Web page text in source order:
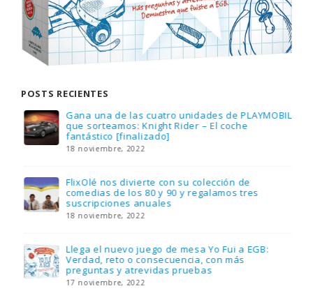
POSTS RECIENTES
Gana una de las cuatro unidades de PLAYMOBIL
que sorteamos: Knight Rider – El coche
fantástico [finalizado]
18 noviembre, 2022
FlixOlé nos divierte con su colección de
comedias de los 80 y 90 y regalamos tres
suscripciones anuales
18 noviembre, 2022
Llega el nuevo juego de mesa Yo Fui a EGB:
Verdad, reto o consecuencia, con más
preguntas y atrevidas pruebas
17 noviembre, 2022